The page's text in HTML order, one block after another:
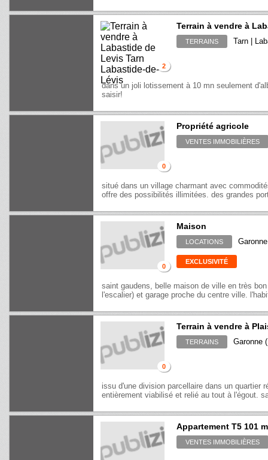
2
Terrain à vendre à
TERRAINS Tarn |
dans un joli lotissement à 10 mn seulement
saisir!
0
Propriété agricole
VENTES IMMOBILIÈRES
situé dans un village charmant avec
offre des possibilités illimitées. des grandes
0
Maison
LOCATIONS
EXCLUSIVITÉ
saint gaudens, belle maison de ville en très
l'escalier) et garage proche du centre ville.
0
Terrain à vendre à
TERRAINS Garonne
issu d'une division parcellaire dans un quartier
entièrement viabilisé et relié au tout à l'égout.
Appartement T5 101
VENTES IMMOBILIÈRES